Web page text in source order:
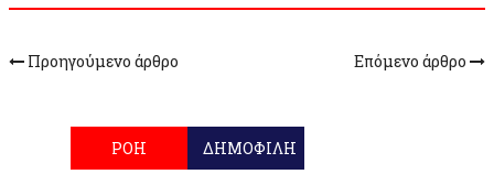
Προηγούμενο άρθρο Επόμενο άρθρο
ΡΟΗ ΔΗΜΟΦΙΛΗ